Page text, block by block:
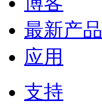
最新产品
应用
支持